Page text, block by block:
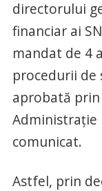
directorului
financiar ai
mandat de 4
procedurii de
aprobată prin
Administraţie
comunicat.
Astfel, prin